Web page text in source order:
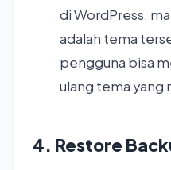
di WordPress,
adalah tema
pengguna bisa
ulang tema yang
4. Restore